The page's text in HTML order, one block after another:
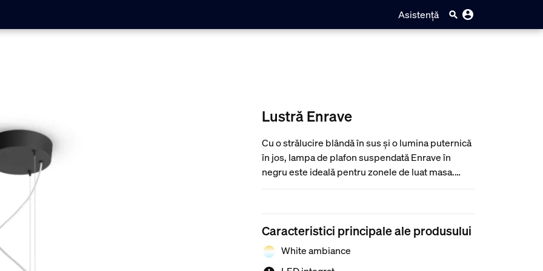
Asistență
Lustră Enrave
Cu o strălucire blândă în sus și o lumina puternică
în jos, lampa de plafon suspendată Enrave în
negru este ideală pentru zonele de luat masa.
Utilizați lumina albă de la caldă la rece pentru
atmosfere pentru cină.
Caracteristici principale ale produsului
White ambiance